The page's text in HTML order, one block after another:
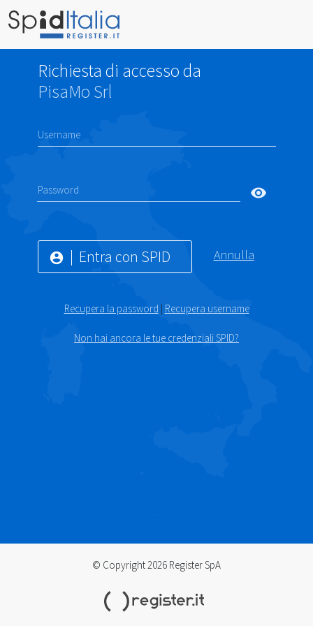
Richiesta di accesso da
PisaMo Srl
Username
Password visibility
account_circle Entra con SPID Annulla
Recupera la password | Recupera username
Non hai ancora le tue credenziali SPID?
© Copyright 2026 Register SpA